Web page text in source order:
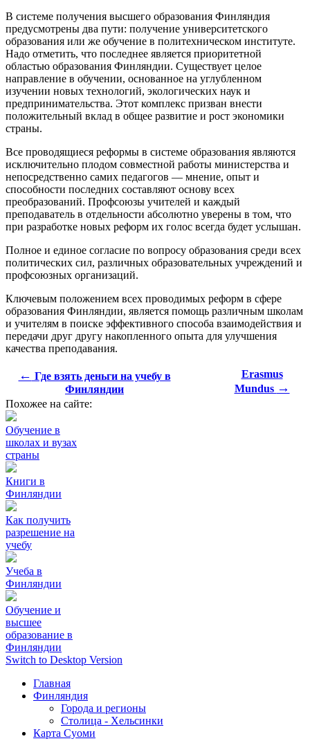
В системе получения высшего образования Финляндия
предусмотрены два пути: получение университетского
образования или же обучение в политехническом институте.
Надо отметить, что последнее является приоритетной
областью образования Финляндии. Существует целое
направление в обучении, основанное на углубленном
изучении новых технологий, экологических наук и
предпринимательства. Этот комплекс призван внести
положительный вклад в общее развитие и рост экономики
страны.
Все проводящиеся реформы в системе образования являются
исключительно плодом совместной работы министерства и
непосредственно самих педагогов — мнение, опыт и
способности последних составляют основу всех
преобразований. Профсоюзы учителей и каждый
преподаватель в отдельности абсолютно уверены в том, что
при разработке новых реформ их голос всегда будет услышан.
Полное и единое согласие по вопросу образования среди всех
политических сил, различных образовательных учреждений и
профсоюзных организаций.
Ключевым положением всех проводимых реформ в сфере
образования Финляндии, является помощь различным школам
и учителям в поиске эффективного способа взаимодействия и
передачи друг другу накопленного опыта для улучшения
качества преподавания.
← Где взять деньги на учебу в
Финляндии
Erasmus
Mundus →
Похожее на сайте:
Обучение в
школах и вузах
страны
Книги в
Финляндии
Как получить
разрешение на
учебу
Учеба в
Финляндии
Обучение и
высшее
образование в
Финляндии
Switch to Desktop Version
Главная
Финляндия
Города и регионы
Столица - Хельсинки
Карта Суоми